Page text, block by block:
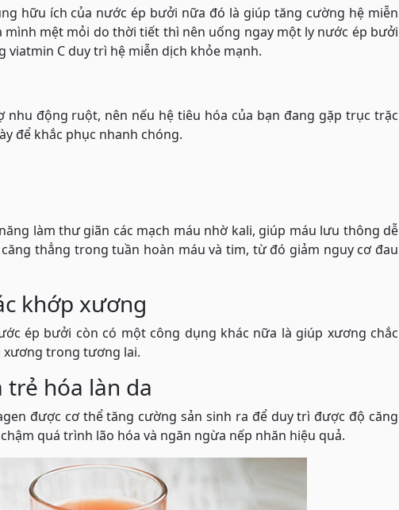
hữu ích của nước ép bưởi nữa đó là giúp tăng cường hệ miễn
mình mệt mỏi do thời tiết thì nên uống ngay một ly nước ép bưởi
C duy trì hệ miễn dịch khỏe mạnh.
động ruột, nên nếu hệ tiêu hóa của bạn đang gặp trục trặc
để khắc phục nhanh chóng.
làm thư giãn các mạch máu nhờ kali, giúp máu lưu thông dễ
thẳng trong tuần hoàn máu và tim, từ đó giảm nguy cơ đau
khớp xương
ép bưởi còn có một công dụng khác nữa là giúp xương chắc
xương trong tương lai.
trẻ hóa làn da
được cơ thể tăng cường sản sinh ra để duy trì được độ căng
quá trình lão hóa và ngăn ngừa nếp nhăn hiệu quả.